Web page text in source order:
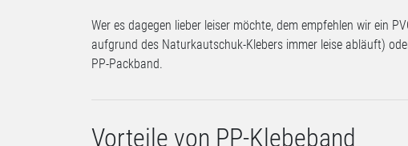
Wer es dagegen lieber leiser möchte, dem empfehlen wir ein
aufgrund des Naturkautschuk-Klebers immer leise abläuft)
PP-Packband.
Vorteile von PP-Klebeband